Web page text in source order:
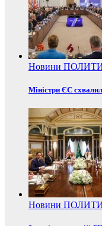
Новини
Міністри ЄС
Новини